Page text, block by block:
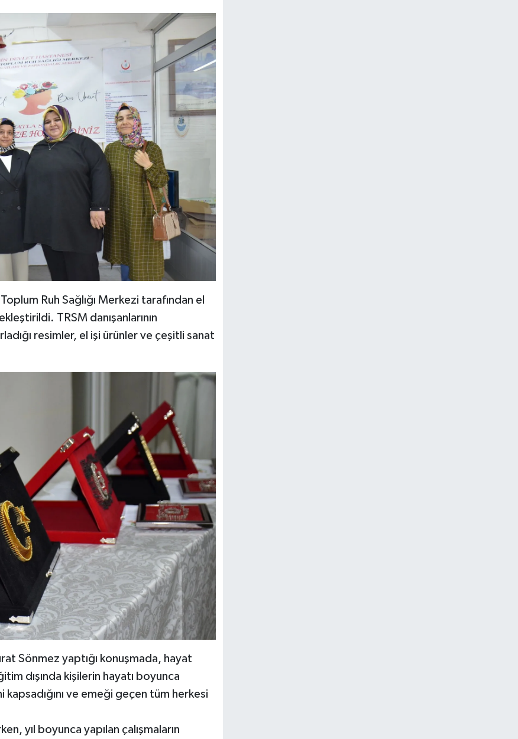
Ruh Sağlığı Merkezi tarafından el
TRSM danışanlarının
resimler, el işi ürünler ve çeşitli sanat
Sönmez yaptığı konuşmada, hayat
dışında kişilerin hayatı boyunca
kapsadığını ve emeği geçen tüm herkesi
yıl boyunca yapılan çalışmaların